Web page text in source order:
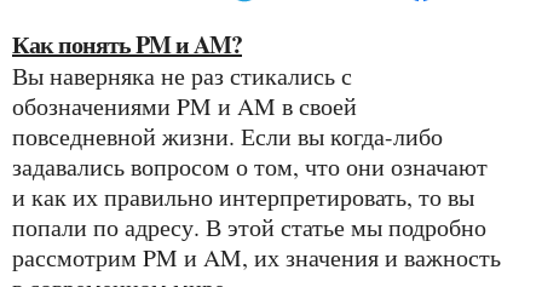
Как понять PM и AM?
Вы наверняка не раз стикались с
обозначениями PM и AM в своей
повседневной жизни. Если вы когда-либо
задавались вопросом о том, что они означают
и как их правильно интерпретировать, то вы
попали по адресу. В этой статье мы подробно
рассмотрим PM и AM, их значения и важность